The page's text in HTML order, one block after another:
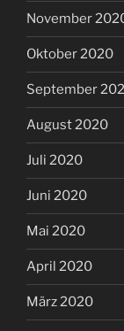
November
Oktober 2020
September
August 2020
Juli 2020
Juni 2020
Mai 2020
April 2020
März 2020